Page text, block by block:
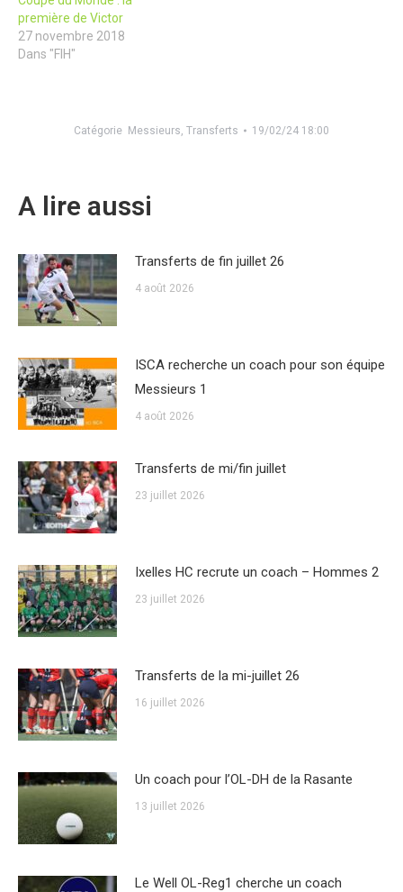
première de Victor
27 novembre 2018
Dans "FIH"
Catégorie Messieurs, Transferts 19/02/24 18:00
A lire aussi
Transferts de fin juillet 26
4 août 2026
ISCA recherche un coach pour son équipe
Messieurs 1
4 août 2026
Transferts de mi/fin juillet
23 juillet 2026
Ixelles HC recrute un coach – Hommes 2
23 juillet 2026
Transferts de la mi-juillet 26
16 juillet 2026
Un coach pour l’OL-DH de la Rasante
13 juillet 2026
Le Well OL-Reg1 cherche un coach